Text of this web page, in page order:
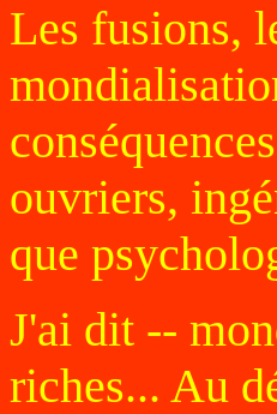
Les fusions,
ouvriers,
que
J'ai dit --
riches... Au